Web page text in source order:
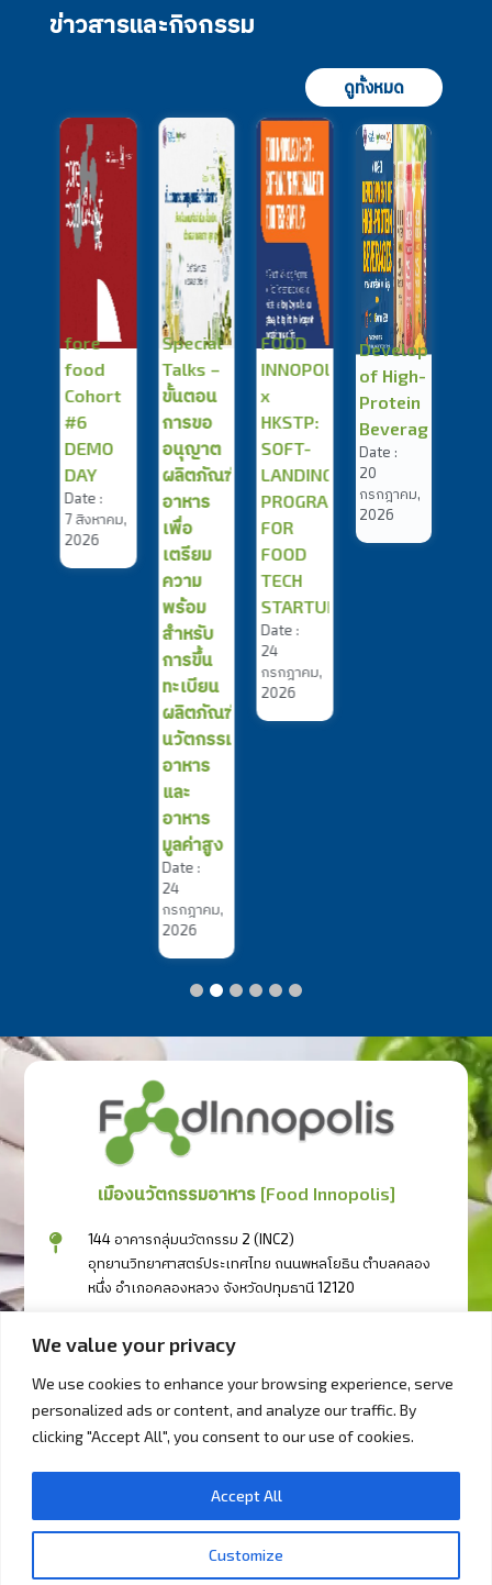
We value your privacy
We use cookies to enhance your browsing experience, serve
personalized ads or content, and analyze our traffic. By
clicking "Accept All", you consent to our use of cookies.
Customize
Accept All
ข่าวสารและกิจกรรม
ดูทั้งหมด
fore
food
Cohort
#6
DEMO
DAY
Date :
7 สิงหาคม,
2026
Special
Talks –
ขั้นตอน
การขอ
อนุญาต
ผลิตภัณฑ์
อาหาร
เพื่อ
เตรียม
ความ
พร้อม
สำหรับ
การขึ้น
ทะเบียน
ผลิตภัณฑ์
นวัตกรรม
อาหาร
และ
อาหาร
มูลค่าสูง
Date :
24
กรกฎาคม,
2026
FOOD
INNOPOLIS
x
HKSTP:
SOFT-
LANDING
PROGRAMME
FOR
FOOD
TECH
STARTUPS
Date :
24
กรกฎาคม,
2026
Development
of High-
Protein
Beverages
Date :
20
กรกฎาคม,
2026
เมืองนวัตกรรมอาหาร [Food Innopolis]
144 อาคารกลุ่มนวัตกรรม 2 (INC2)
อุทยานวิทยาศาสตร์ประเทศไทย ถนนพหลโยธิน ตำบลคลอง
หนึ่ง อำเภอคลองหลวง จังหวัดปทุมธานี 12120
094-3404333
bd@foodinnopolis.or.th
วันจันทร์ - วันศุกร์ 09.00 น. – 17.00 น.
Copyright © 2023 foodinnopolist.or.th. All right reserved.